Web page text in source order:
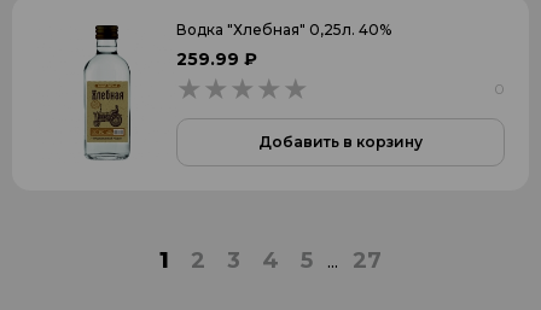
Водка "Хлебная" 0,25л. 40%
259.99 ₽
0
Добавить в корзину
1 2 3 4 5 ... 27